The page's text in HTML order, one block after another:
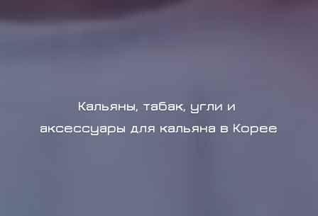
Кальяны, табак, угли и
аксессуары для кальяна в Корее